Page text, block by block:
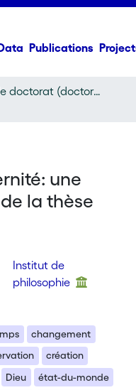
Publications
Thèse de doctorat (doctoral thesis)
une
la thèse
Institut de
philosophie
changement
création
Dieu
état-du-monde